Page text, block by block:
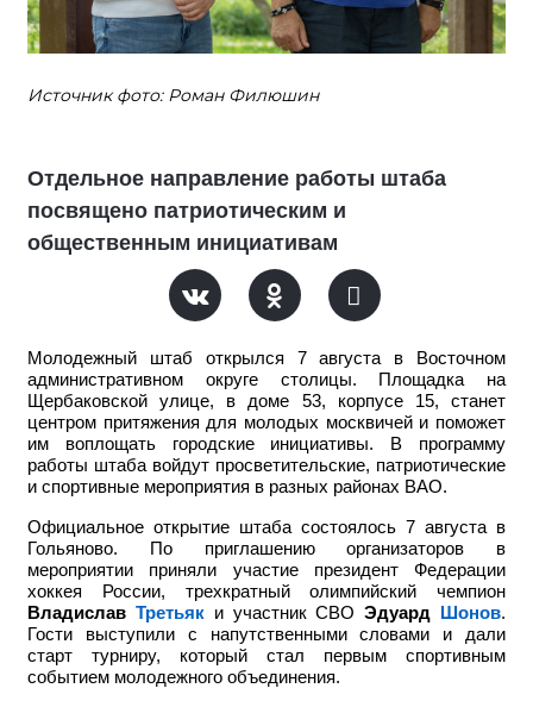
Источник фото: Роман Филюшин
Отдельное направление работы штаба
посвящено патриотическим и
общественным инициативам
Молодежный штаб открылся 7 августа в Восточном
административном округе столицы. Площадка на
Щербаковской улице, в доме 53, корпусе 15, станет
центром притяжения для молодых москвичей и поможет
им воплощать городские инициативы. В программу
работы штаба войдут просветительские, патриотические
и спортивные мероприятия в разных районах ВАО.
Официальное открытие штаба состоялось 7 августа в
Гольяново. По приглашению организаторов в
мероприятии приняли участие
президент Федерации
хоккея России, трехкратный олимпийский чемпион
Владислав Третьяки участник СВО Эдуард Шонов.
Гости выступили с напутственными словами и дали
старт турниру, который стал первым спортивным
событием молодежного объединения.